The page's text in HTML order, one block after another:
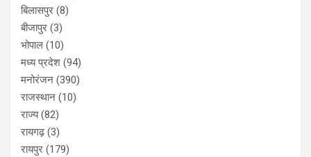
बिलासपुर (8)
बीजापुर (3)
भोपाल (10)
मध्य प्रदेश (94)
मनोरंजन (390)
राजस्थान (10)
राज्य(82)
रायगढ़(3)
रायपुर (179)